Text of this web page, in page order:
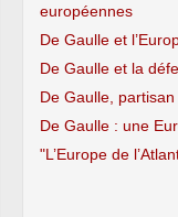
européennes
De Gaulle et
De Gaulle et la
De Gaulle,
De Gaulle : une
"L’Europe de